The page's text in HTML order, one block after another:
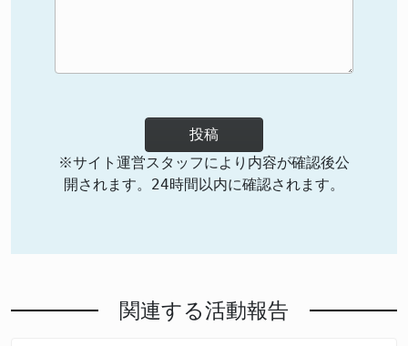
投稿
※サイト運営スタッフにより内容が確認後公
開されます。24時間以内に確認されます。
関連する活動報告